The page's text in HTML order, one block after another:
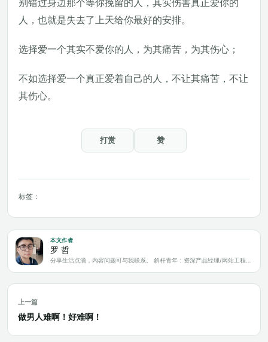
别错过身边那个等你挽留的人，其实伤害真正爱你的
人，也就是失去了上天给你最好的安排。
选择爱一个其实不爱你的人，为其痛苦，为其伤心；
不如选择爱一个真正爱着自己的人，不让其痛苦，不让
其伤心。
打赏 赞
标签：
本文作者
罗 哲
上一篇
做男人难啊！好难啊！